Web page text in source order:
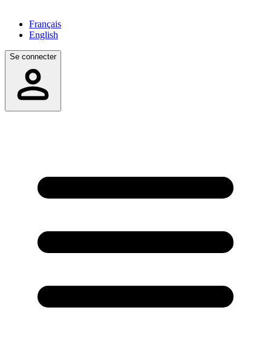
Français
English
Se connecter